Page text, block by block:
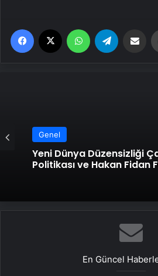
Facebook WhatsApp
Genel
Politikası ve Hakan Fidan
En Güncel